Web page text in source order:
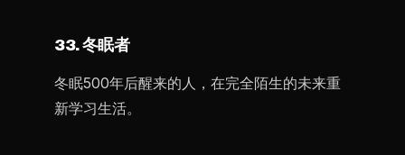
33. 冬眠者
冬眠500年后醒来的人，在完全陌生的未来重
新学习生活。